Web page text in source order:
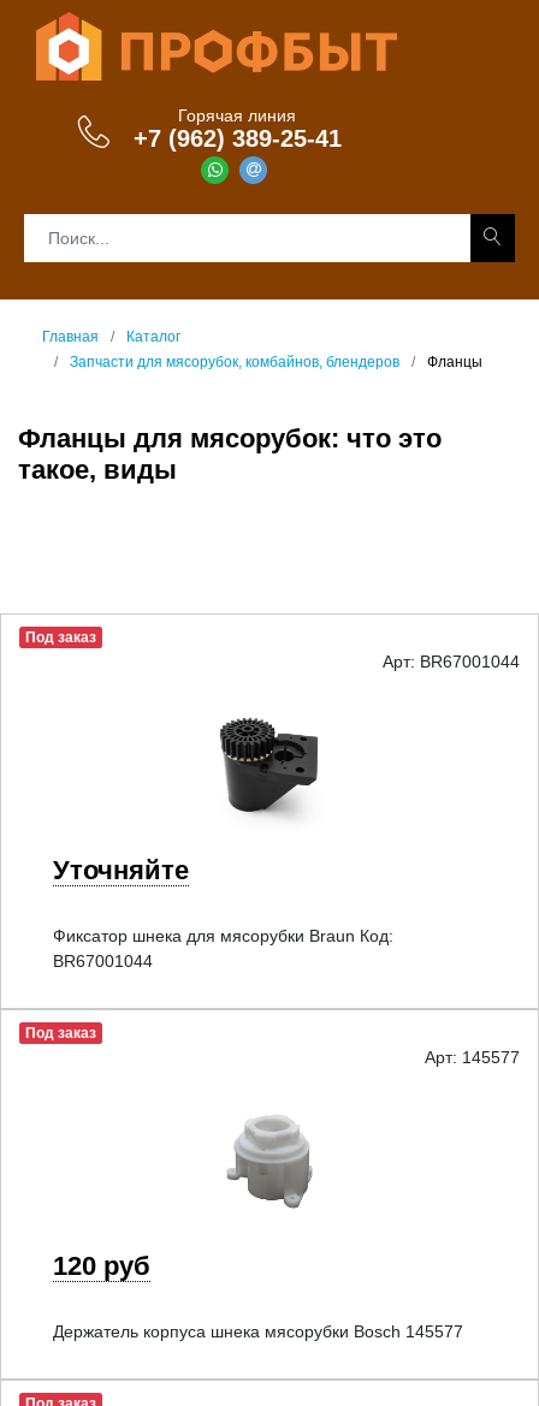
Горячая линия
+7 (962) 389-25-41
Главная
Каталог
Запчасти для мясорубок, комбайнов, блендеров
Фланцы
Фланцы для мясорубок: что это
такое, виды
Под заказ
Арт: BR67001044
Уточняйте
Фиксатор шнека для мясорубки Braun Код:
BR67001044
Под заказ
Арт: 145577
120 руб
Держатель корпуса шнека мясорубки Bosch 145577